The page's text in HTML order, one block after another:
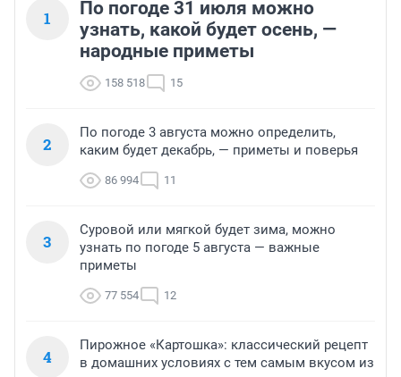
1
По погоде 31 июля можно
узнать, какой будет осень, —
народные приметы
158 518 15
2
По погоде 3 августа можно определить,
каким будет декабрь, — приметы и поверья
86 994 11
3
Суровой или мягкой будет зима, можно
узнать по погоде 5 августа — важные
приметы
77 554 12
4
Пирожное «Картошка»: классический рецепт
в домашних условиях с тем самым вкусом из